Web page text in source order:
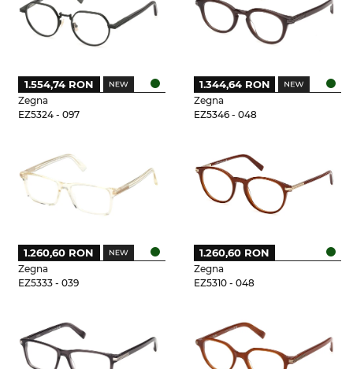
Zegna
EZ5324 - 097
1.554,74 RON
Zegna
EZ5346 - 048
1.344,64 RON
Zegna
EZ5333 - 039
1.260,60 RON
Zegna
EZ5310 - 048
1.260,60 RON